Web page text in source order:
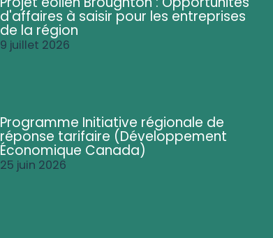
d'affaires à saisir pour les entreprises
de la région
9 juillet 2026
Programme Initiative régionale de
réponse tarifaire (Développement
Économique Canada)
25 juin 2026